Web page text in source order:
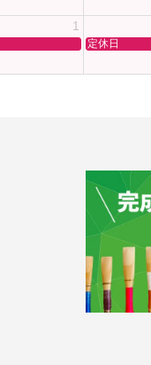
1
定休日